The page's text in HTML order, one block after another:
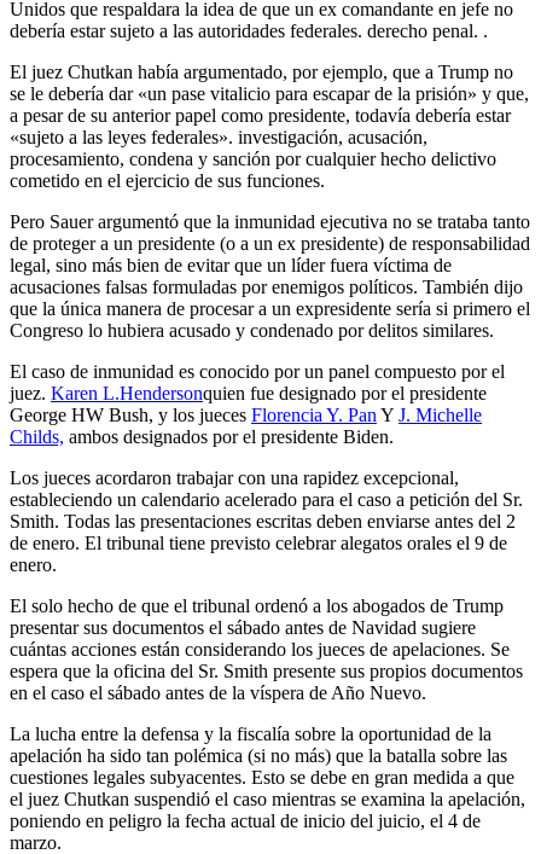
Unidos que respaldara la idea de que un ex comandante en jefe no
debería estar sujeto a las autoridades federales. derecho penal. .
El juez Chutkan había argumentado, por ejemplo, que a Trump no
se le debería dar «un pase vitalicio para escapar de la prisión» y que,
a pesar de su anterior papel como presidente, todavía debería estar
«sujeto a las leyes federales». investigación, acusación,
procesamiento, condena y sanción por cualquier hecho delictivo
cometido en el ejercicio de sus funciones.
Pero Sauer argumentó que la inmunidad ejecutiva no se trataba tanto
de proteger a un presidente (o a un ex presidente) de responsabilidad
legal, sino más bien de evitar que un líder fuera víctima de
acusaciones falsas formuladas por enemigos políticos. También dijo
que la única manera de procesar a un expresidente sería si primero el
Congreso lo hubiera acusado y condenado por delitos similares.
El caso de inmunidad es conocido por un panel compuesto por el
juez. Karen L.Hendersonquien fue designado por el presidente
George HW Bush, y los jueces Florencia Y. Pan Y J. Michelle
Childs, ambos designados por el presidente Biden.
Los jueces acordaron trabajar con una rapidez excepcional,
estableciendo un calendario acelerado para el caso a petición del Sr.
Smith. Todas las presentaciones escritas deben enviarse antes del 2
de enero. El tribunal tiene previsto celebrar alegatos orales el 9 de
enero.
El solo hecho de que el tribunal ordenó a los abogados de Trump
presentar sus documentos el sábado antes de Navidad sugiere
cuántas acciones están considerando los jueces de apelaciones. Se
espera que la oficina del Sr. Smith presente sus propios documentos
en el caso el sábado antes de la víspera de Año Nuevo.
La lucha entre la defensa y la fiscalía sobre la oportunidad de la
apelación ha sido tan polémica (si no más) que la batalla sobre las
cuestiones legales subyacentes. Esto se debe en gran medida a que
el juez Chutkan suspendió el caso mientras se examina la apelación,
poniendo en peligro la fecha actual de inicio del juicio, el 4 de
marzo.